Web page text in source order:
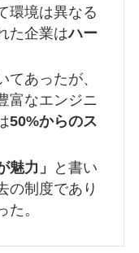
環境は異なる
た企業はハー
てあったが、
富なエンジニ
50%からのス
魅力」
と書い
の制度であり
。